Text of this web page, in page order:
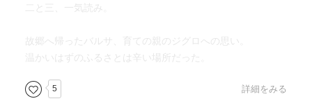
二と三、一気読み。
故郷へ帰ったバルサ、育ての親のジグロへの思い。
温かいはずのふるさとは辛い場所だった。
5 詳細をみる